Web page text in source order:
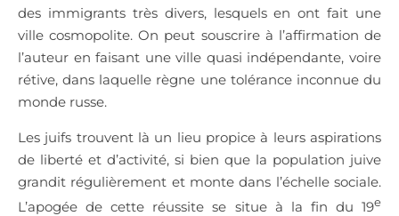
des immigrants très divers, lesquels en ont fait une
ville cosmopolite. On peut souscrire à l’affirmation de
l’auteur en faisant une ville quasi indépendante, voire
rétive, dans laquelle règne une tolérance inconnue du
monde russe.
Les juifs trouvent là un lieu propice à leurs aspirations
de liberté et d’activité, si bien que la population juive
grandit régulièrement et monte dans l’échelle sociale.
L’apogée de cette réussite se situe à la fin du 19e